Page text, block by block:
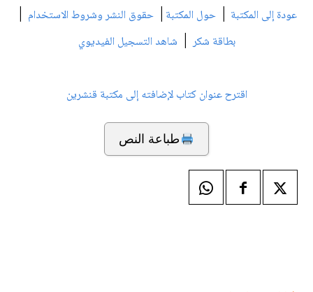
عودة إلى المكتبة | حول المكتبة | حقوق النشر وشروط الاستخدام |
بطاقة شكر| شاهد التسجيل الفيديوي
اقترح عنوان كتاب لإضافته إلى مكتبة قنشرين
طباعة النص